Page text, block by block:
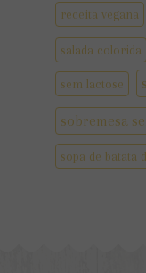
receita vegana
salada colorida
sem lactose
sobremesa
sopa de batata